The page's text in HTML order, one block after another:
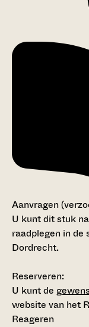
Aanvragen
U kunt dit stuk
raadplegen in de
Dordrecht.
Reserveren:
U kunt de
website van het
Reageren